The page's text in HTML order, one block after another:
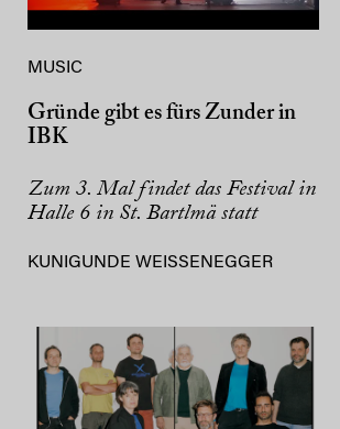
MUSIC
Gründe gibt es fürs Zunder in
IBK
Zum 3. Mal findet das Festival in
Halle 6 in St. Bartlmä statt
KUNIGUNDE WEISSENEGGER